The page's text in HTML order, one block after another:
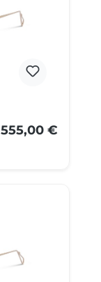
555,00 €